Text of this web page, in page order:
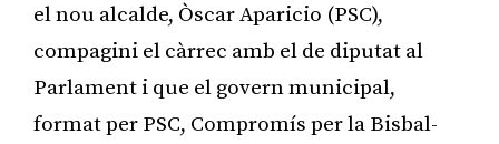
el nou alcalde, Òscar Aparicio (PSC),
compagini el càrrec amb el de diputat al
Parlament i que el govern municipal,
format per PSC, Compromís per la Bisbal-